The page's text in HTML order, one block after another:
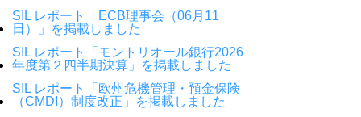
SIL レポート「ECB理事会（06月11
日）」を掲載しました
SIL レポート「モントリオール銀行2026
年度第２四半期決算」を掲載しました
SIL レポート「欧州危機管理・預金保険
（CMDI）制度改正」を掲載しました